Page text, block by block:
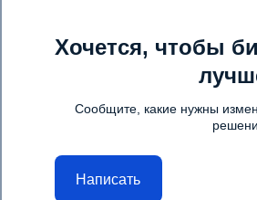
Хочется, чтобы
Сообщите, какие нужны
Написать